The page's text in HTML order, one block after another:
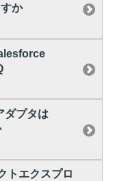
か
ダプタは
トエクスプロ